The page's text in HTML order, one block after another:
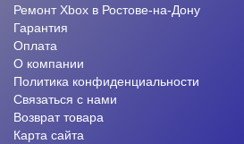
Ремонт Xbox в Ростове-на-Дону
Гарантия
Оплата
О компании
Политика конфиденциальности
Связаться с нами
Возврат товара
Карта сайта